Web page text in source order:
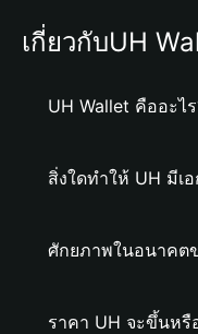
เกี่ยวกับUH
UH Wallet คืออะไ
สิ่งใดทำให้ UH มีเ
ศักยภาพในอนาคต
ราคา UH จะขึ้นหรื